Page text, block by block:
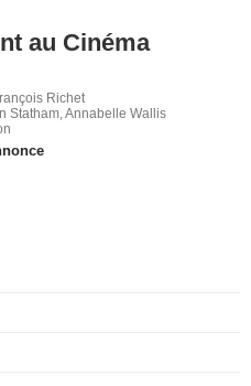
au Cinéma
Richet
Statham, Annabelle Wallis